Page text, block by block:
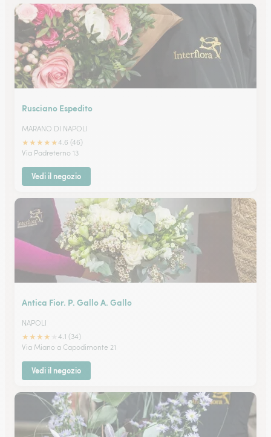
Rusciano Espedito
MARANO DI NAPOLI
★★★★★4.6 (46)
Via Padreterno 13
Vedi il negozio
Antica Fior. P. Gallo A. Gallo
NAPOLI
★★★★
4.1 (34)
Via Miano a Capodimonte 21
Vedi il negozio